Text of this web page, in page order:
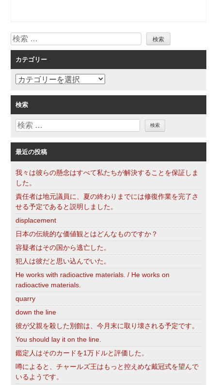
シ
ョ
ン
検
索
カテゴリー
カ
ゴ
リ
ー
検索
検
最近の投稿
我々は彼らの懸念はすべて私たちが解決することを保証しま
した。
責任者は地元議員に、夏の終わりまでには修復作業を完了さ
せる予定であると説明しました。
displacement
日本の伝統的な価値観とはどんなものですか？
容疑者はその国から逃亡した。
犯人は彼だと思い込んでいた。
He works with radioactive materials. / He works on
radioactive materials.
quarry
down the line
彼が父親を殺した別館は、今月末に取り壊される予定です。
You should lay it on the line.
鑑定人はそのカードを1万ドルと評価した。
噂によると、チャールズ王はもっと控えめな戴冠式を望んで
いるようです。